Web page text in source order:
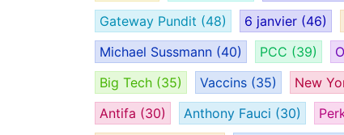
Gateway Pundit (48) 6 janvier (46)
Michael Sussmann (40) PCC (39)
Big Tech (35) Vaccins (35) New
Antifa (30) Anthony Fauci (30)